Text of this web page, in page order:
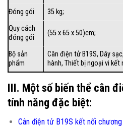
Đóng gói
35 kg;
Quy cách
đóng gói
(55 x 65 x 50)cm;
Bộ sản
phẩm
Cân điện tử B19S, Dây
hành, Thiết bị ngoại vi kết
III. Một số biến thể cân
tính năng đặc biệt:
Cân điện tử B19S kết nối